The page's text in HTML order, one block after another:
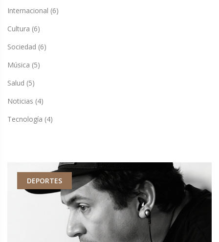
Internacional (6)
Cultura (6)
Sociedad (6)
Música (5)
Salud (5)
Noticias (4)
Tecnología (4)
DEPORTES